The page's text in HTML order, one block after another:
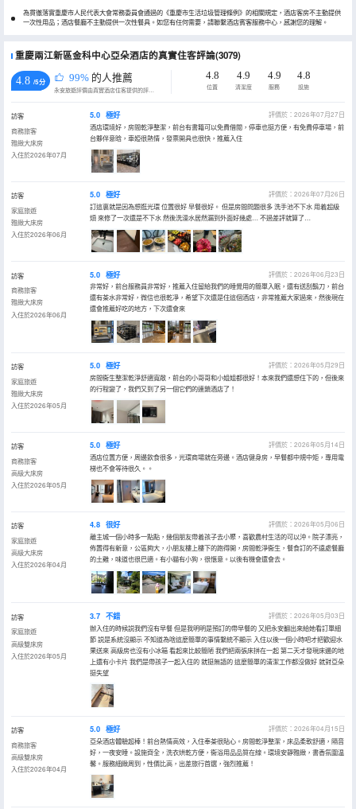
為貫徹落實重慶市人民代表大會常務委員會通過的《重慶市生活垃圾管理條例》的相關規定，酒店客房不主動提供
一次性用品；酒店餐廳不主動提供一次性餐具。如您有任何需要，請聯繫酒店賓客服務中心，感謝您的理解。
重慶兩江新區金科中心亞朵酒店的真實住客評論(3079)
4.8 /5分 99% 的人推薦
永安旅遊評價由真實酒店住客提供的評價。
4.8
位置
4.9
清潔度
4.9
服務
4.8
設施
訪客
商務旅客
雅緻大床房
入住於2026年07月
5.0 極好
評價於：2026年07月27日
酒店環境好，房間乾淨整潔，前台有書籍可以免費借閲，停車也挺方便，有免費停車場，前
台夥伴意晗，車婭很熱情，發票開具也很快，推薦入住
訪客
家庭旅遊
雅緻大床房
入住於2026年06月
5.0 極好
評價於：2026年07月26日
訂這裏就是因為想逛光環 位置很好 早餐很好。 但是房間問題很多 洗手池不下水 用着超級
煩 來修了一次還是不下水 然後洗澡水居然漏到外面好幾處… 不過差評就算了…
訪客
商務旅客
雅緻大床房
入住於2026年06月
5.0 極好
評價於：2026年06月23日
非常好，前台服務員非常好，推薦入住留給我們的睡覺用的簡單入眠，還有送刮鬍刀，前台
還有茶水非常好，微信也很乾凈，希望下次還是住這個酒店，非常推薦大家過來，然後現在
還會推薦好吃的地方，下次還會來
訪客
家庭旅遊
雅緻大床房
入住於2026年05月
5.0 極好
評價於：2026年05月29日
房間衞生整潔乾淨舒適寬敞，前台的小哥哥和小姐姐都很好！本來我們還想住下的，但後來
的行程變了，我們又到了另一個它們的連鎖酒店了！
訪客
商務旅客
高級大床房
入住於2026年05月
5.0 極好
評價於：2026年05月14日
酒店位置方便，周邊飲食很多，光環商場就在旁邊。酒店健身房，早餐都中規中矩，專用電
梯也不會等待很久。。
訪客
家庭旅遊
高級大床房
入住於2026年04月
4.8 很好
評價於：2026年05月06日
離主城一個小時多一點點，幾個朋友帶着孩子去小聚，喜歡農村生活的可以沖。院子漂亮，
佈置得有新意，公區夠大，小朋友樓上樓下的跑得開，房間乾淨衞生，餐食訂的不遠處餐廳
的土雞，味道也很巴適。有小貓有小狗，很愜意。以後有機會還會去。
訪客
家庭旅遊
高級雙床房
入住於2026年05月
3.7 不錯
評價於：2026年05月03日
辦入住的時候説我們沒有早餐 但是我明明是預訂的帶早餐的 又把永安翻出來給她看訂單細
節 説是系統沒顯示 不知道為啥這麼簡單的事情繫統不顯示 入住以後一個小時吧才把歡迎水
果送來 高級房也沒有小冰箱 看起來比較簡陋 我們把兩張床拼在一起 第二天才發現床邊的地
上還有小卡片 我們是帶孩子一起入住的 就挺無語的 這麼簡單的清潔工作都沒做好 就對亞朵
挺失望
訪客
商務旅客
高級雙床房
入住於2026年04月
5.0 極好
評價於：2026年04月15日
亞朵酒店體驗超棒！前台熱情高效，入住奉茶很貼心。房間乾淨整潔，床品柔軟舒適，隔音
好，一夜安睡。設施齊全，洗衣烘乾方便，衞浴用品品質在線。環境安靜雅緻，書香氛圍温
馨。服務細緻周到，性價比高，出差旅行首選，強烈推薦！